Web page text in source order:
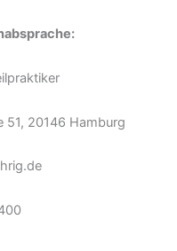
51, 20146 Hamburg